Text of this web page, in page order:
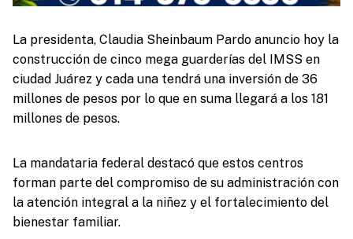
La presidenta, Claudia Sheinbaum Pardo anuncio hoy la
construcción de cinco mega guarderías del IMSS en
ciudad Juárez y cada una tendrá una inversión de 36
millones de pesos por lo que en suma llegará a los 181
millones de pesos.
La mandataria federal destacó que estos centros
forman parte del compromiso de su administración con
la atención integral a la niñez y el fortalecimiento del
bienestar familiar.